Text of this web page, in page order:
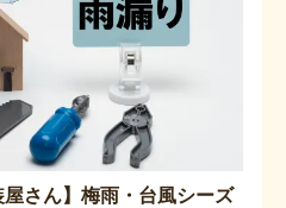
屋さん】梅雨・台風シーズ